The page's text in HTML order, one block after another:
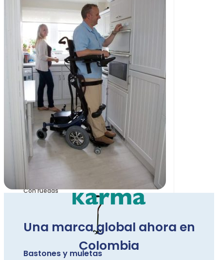
Caminadores
Fijo
Paso a paso
Con asiento
Con ruedas
Sillas sanitarias
Fijas
Con ruedas
Bastones y muletas
Una marca global ahora en
Colombia